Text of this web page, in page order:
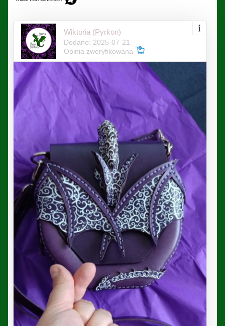
Wiktoria (Pyrkon)
Dodano: 2025-07-21
Opinia zweryfikowana